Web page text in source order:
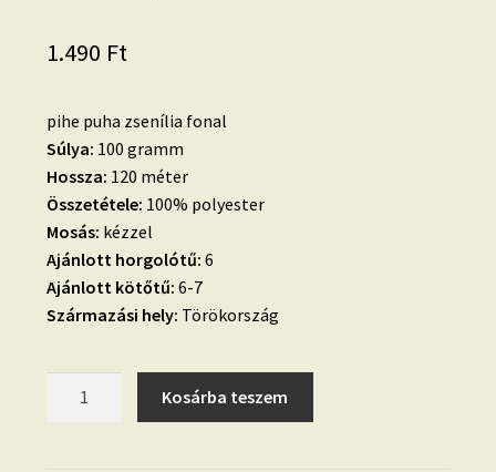
1.490 Ft
pihe puha zsenília fonal
Súlya: 100 gramm
Hossza: 120 méter
Összetétele: 100% polyester
Mosás: kézzel
Ajánlott horgolótű: 6
Ajánlott kötőtű: 6-7
Származási hely: Törökország
Kosárba teszem